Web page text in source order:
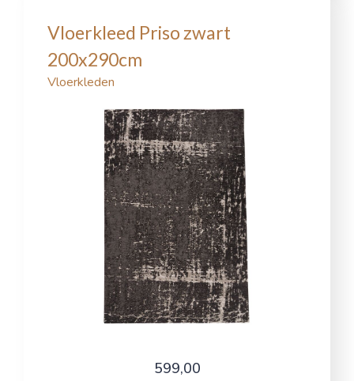
Vloerkleed Priso zwart
200x290cm
Vloerkleden
599,00